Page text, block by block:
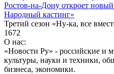
Ростов-на-Дону откроет
Народный кастинг»
Третий сезон «Ну-ка, все
1672
О нас:
«Новости Ру» - российские и
культуры, науки и техники,
бизнеса, экономики.